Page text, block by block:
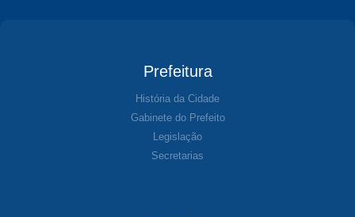
Prefeitura
História da Cidade
Gabinete do Prefeito
Legislação
Secretarias